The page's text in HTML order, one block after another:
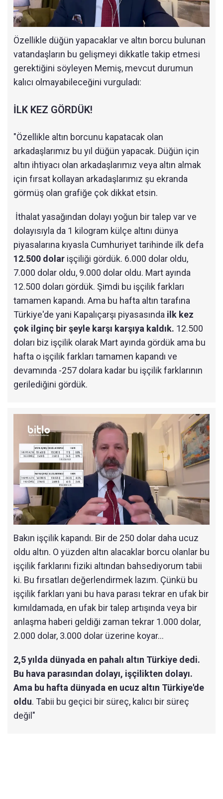
Özellikle düğün yapacaklar ve altın borcu bulunan
vatandaşların bu gelişmeyi dikkatle takip etmesi
gerektiğini söyleyen Memiş, mevcut durumun
kalıcı olmayabileceğini vurguladı:
İLK KEZ GÖRDÜK!
"Özellikle altın borcunu kapatacak olan
arkadaşlarımız bu yıl düğün yapacak. Düğün için
altın ihtiyacı olan arkadaşlarımız veya altın almak
için fırsat kollayan arkadaşlarımız şu ekranda
görmüş olan grafiğe çok dikkat etsin.
İthalat yasağından dolayı yoğun bir talep var ve
dolayısıyla da 1 kilogram külçe altını dünya
piyasalarına kıyasla Cumhuriyet tarihinde ilk defa
12.500 dolar işçiliği gördük. 6.000 dolar oldu,
7.000 dolar oldu, 9.000 dolar oldu. Mart ayında
12.500 doları gördük. Şimdi bu işçilik farkları
tamamen kapandı. Ama bu hafta altın tarafına
Türkiye'de yani Kapalıçarşı piyasasında ilk kez
çok ilginç bir şeyle karşı karşıya kaldık. 12.500
doları biz işçilik olarak Mart ayında gördük ama bu
hafta o işçilik farkları tamamen kapandı ve
devamında -257 dolara kadar bu işçilik farklarının
gerilediğini gördük.
Bakın işçilik kapandı. Bir de 250 dolar daha ucuz
oldu altın. O yüzden altın alacaklar borcu olanlar bu
işçilik farklarını fiziki altından bahsediyorum tabii
ki. Bu fırsatları değerlendirmek lazım. Çünkü bu
işçilik farkları yani bu hava parası tekrar en ufak bir
kımıldamada, en ufak bir talep artışında veya bir
anlaşma haberi geldiği zaman tekrar 1.000 dolar,
2.000 dolar, 3.000 dolar üzerine koyar...
2,5 yılda dünyada en pahalı altın Türkiye dedi.
Bu hava parasından dolayı, işçilikten dolayı.
Ama bu hafta dünyada en ucuz altın Türkiye'de
oldu. Tabii bu geçici bir süreç, kalıcı bir süreç
değil"